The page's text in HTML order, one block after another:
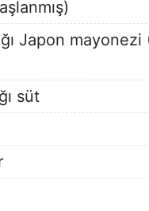
Japon mayonezi
süt